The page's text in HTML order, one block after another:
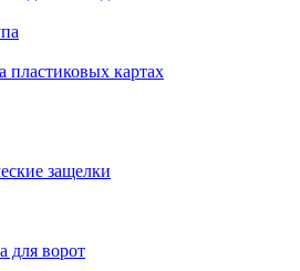
пластиковых картах
защелки
для ворот